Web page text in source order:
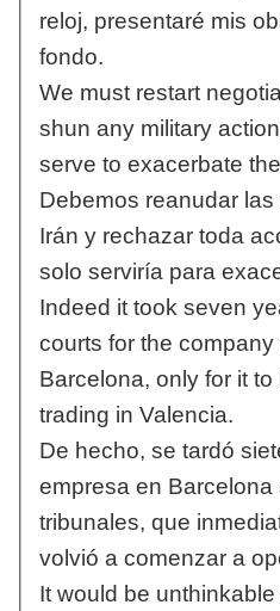
reloj, presentaré mis
fondo.
We must restart
shun any military
serve to exacerbate
Debemos reanudar
Irán y rechazar toda
solo serviría para
Indeed it took seven
courts for the
Barcelona, only for it
trading in Valencia.
De hecho, se tardó
empresa en Barcelona
tribunales, que
volvió a comenzar a
It would be